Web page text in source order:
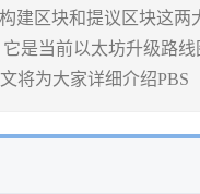
建区块和提议区块这
是当前以太坊升级路
将为大家详细介绍PBS